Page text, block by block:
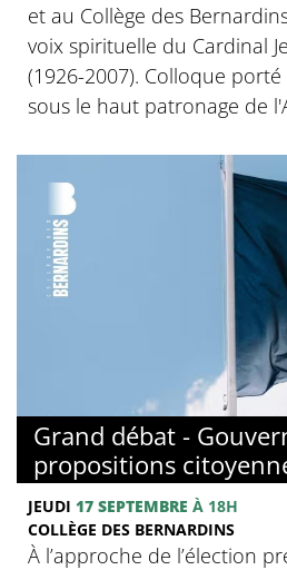
et au Collège des
voix spirituelle du Cardinal
(1926-2007). Colloque
sous le haut patronage de
Grand débat -
propositions
JEUDI 17 SEPTEMBRE À 18H
COLLÈGE DES BERNARDINS
À l’approche de l’élection